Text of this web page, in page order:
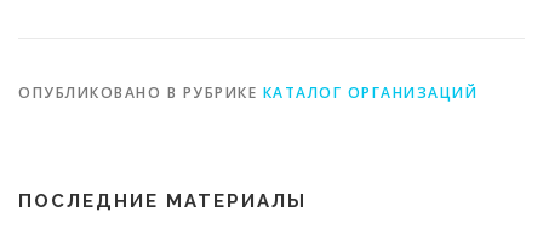
ОПУБЛИКОВАНО В РУБРИКЕ КАТАЛОГ ОРГАНИЗАЦИЙ
ПОСЛЕДНИЕ МАТЕРИАЛЫ